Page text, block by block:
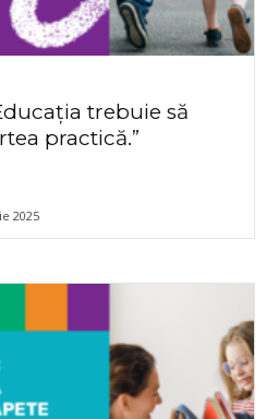
trebuie să
practică.”
2025